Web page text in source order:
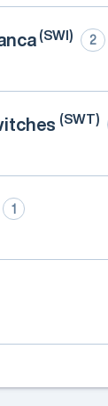
(SWI) 2
(SWT)
1